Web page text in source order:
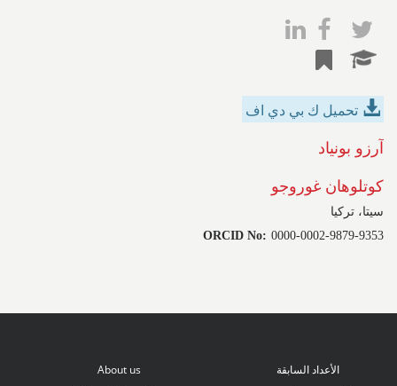
تحميل ك بي دي اف
آرزو بونياد
كوتلوهان غوروجو
سيتا، تركيا
ORCID No: 0000-0002-9879-9353
الأعداد السابقة
About us